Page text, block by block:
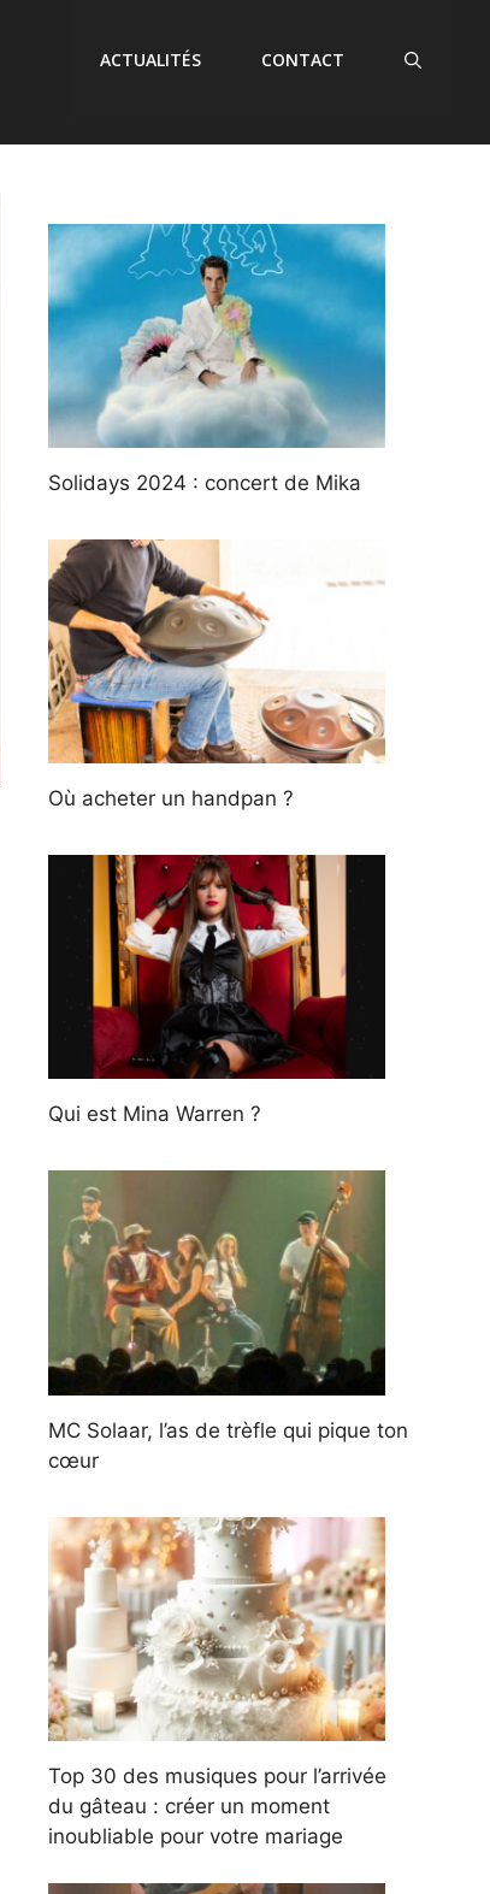
ACTUALITÉS CONTACT
Solidays 2024 : concert de Mika
Où acheter un handpan ?
Qui est Mina Warren ?
MC Solaar, l’as de trèfle qui pique ton
cœur
Top 30 des musiques pour l’arrivée
du gâteau : créer un moment
inoubliable pour votre mariage